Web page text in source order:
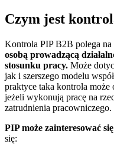
Czym jest
Kontrola PIP B2B polega na
osobą prowadzącą
stosunku pracy. Może
jak i szerszego modelu
praktyce taka kontrola może
jeżeli wykonują pracę na
zatrudnienia pracowniczego.
PIP może zainteresować
się: